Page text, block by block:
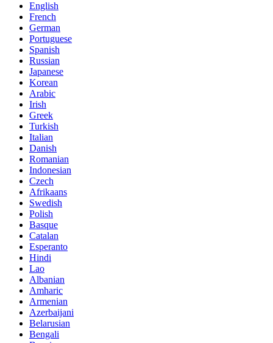
English
French
German
Portuguese
Spanish
Russian
Japanese
Korean
Arabic
Irish
Greek
Turkish
Italian
Danish
Romanian
Indonesian
Czech
Afrikaans
Swedish
Polish
Basque
Catalan
Esperanto
Hindi
Lao
Albanian
Amharic
Armenian
Azerbaijani
Belarusian
Bengali